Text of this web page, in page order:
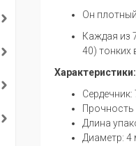
Он
Каждая из
40) тонких
Характеристики:
Сердечник:
Прочность
Длина
Диаметр: 4